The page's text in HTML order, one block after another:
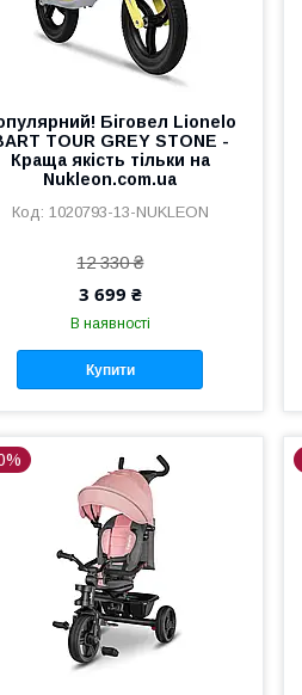
Біговел Lionelo
TOUR GREY STONE -
Краща якість тільки на
Nukleon.com.ua
1020793-13-NUKLEON
12 330 ₴
3 699 ₴
В наявності
Купити